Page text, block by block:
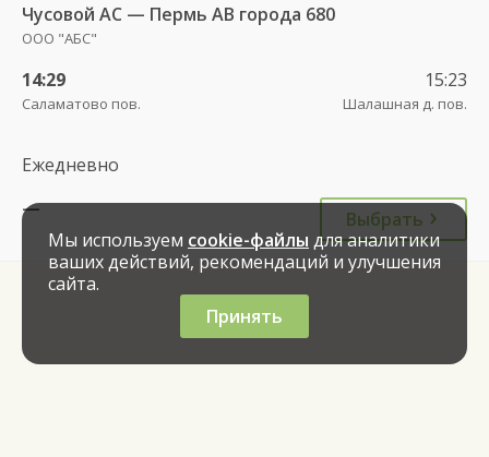
Чусовой АС — Пермь АВ города 680
ООО "АБС"
14:29
Саламатово пов.
15:23
Шалашная д. пов.
Ежедневно
—
Выбрать
Мы используем cookie-файлы для аналитики
ваших действий, рекомендаций и улучшения
сайта.
Принять